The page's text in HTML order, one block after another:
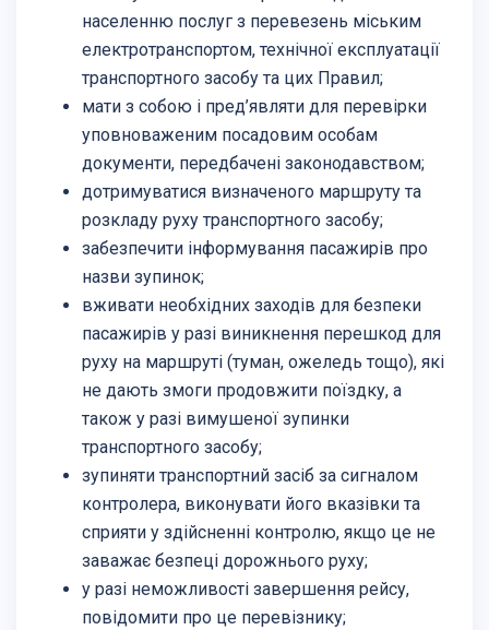
населенню послуг з перевезень міським
електротранспортом, технічної експлуатації
транспортного засобу та цих Правил;
мати з собою і пред’являти для перевірки
уповноваженим посадовим особам
документи, передбачені законодавством;
дотримуватися визначеного маршруту та
розкладу руху транспортного засобу;
забезпечити інформування пасажирів про
назви зупинок;
вживати необхідних заходів для безпеки
пасажирів у разі виникнення перешкод для
руху на маршруті (туман, ожеледь тощо), які
не дають змоги продовжити поїздку, а
також у разі вимушеної зупинки
транспортного засобу;
зупиняти транспортний засіб за сигналом
контролера, виконувати його вказівки та
сприяти у здійсненні контролю, якщо це не
заважає безпеці дорожнього руху;
у разі неможливості завершення рейсу,
повідомити про це перевізнику;